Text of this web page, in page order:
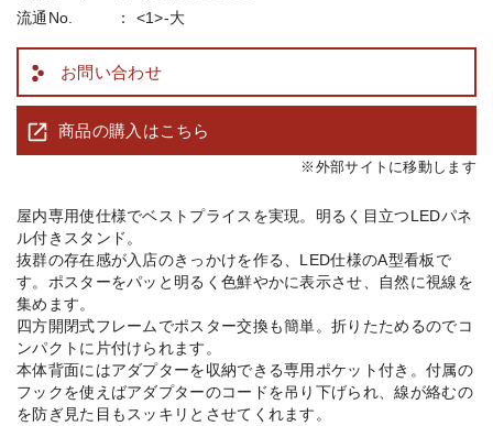
流通No.
<1>-大
お問い合わせ
商品の購入はこちら
※外部サイトに移動します
屋内専用使仕様でベストプライスを実現。明るく目立つLEDパネ
ル付きスタンド。
抜群の存在感が入店のきっかけを作る、LED仕様のA型看板で
す。ポスターをパッと明るく色鮮やかに表示させ、自然に視線を
集めます。
四方開閉式フレームでポスター交換も簡単。折りたためるのでコ
ンパクトに片付けられます。
本体背面にはアダプターを収納できる専用ポケット付き。付属の
フックを使えばアダプターのコードを吊り下げられ、線が絡むの
を防ぎ見た目もスッキリとさせてくれます。